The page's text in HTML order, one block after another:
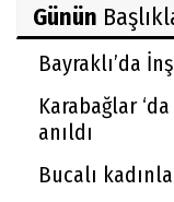
Günün
Bayraklı’da
Karabağlar
anıldı
Bucalı